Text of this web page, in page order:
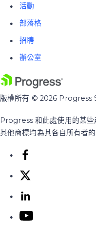
活動
部落格
招聘
辦公室
版權所有 © 2026 Progress
Progress 和此處使用的某
其他商標均為其各自所有者